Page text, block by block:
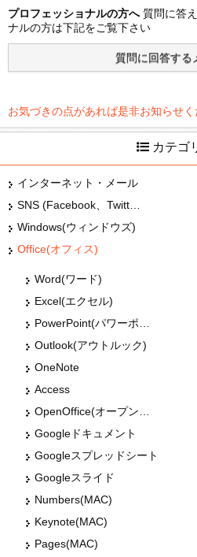
プロフェッショナルの方へ質問に答
ナルの方は下記をご覧下さい
お気づきの点があれば是非お知らせ
カテゴ
インターネット・メール
Windows(ウィンドウズ)
Office(オフィス)
Word(ワード)
Excel(エクセル)
Outlook(アウトルック)
OneNote
Access
Googleドキュメント
Googleスプレッドシート
Googleスライド
Numbers(MAC)
Keynote(MAC)
Pages(MAC)